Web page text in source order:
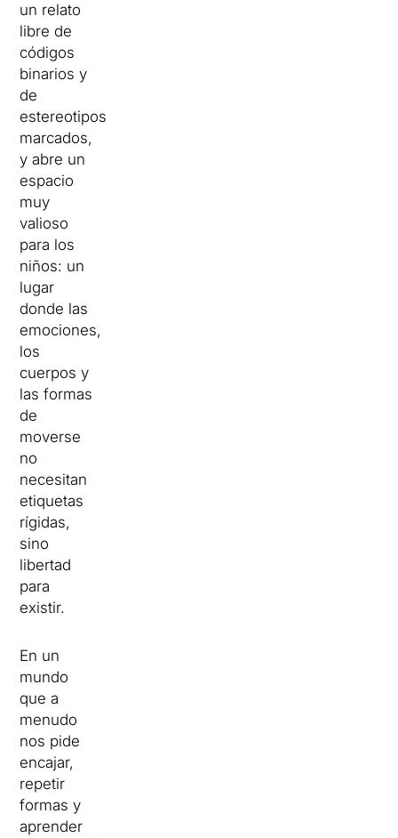
un relato
libre de
códigos
binarios y
de
estereotipos
marcados,
y abre un
espacio
muy
valioso
para los
niños: un
lugar
donde las
emociones,
los
cuerpos y
las formas
de
moverse
no
necesitan
etiquetas
rígidas,
sino
libertad
para
existir.
En un
mundo
que a
menudo
nos pide
encajar,
repetir
formas y
aprender